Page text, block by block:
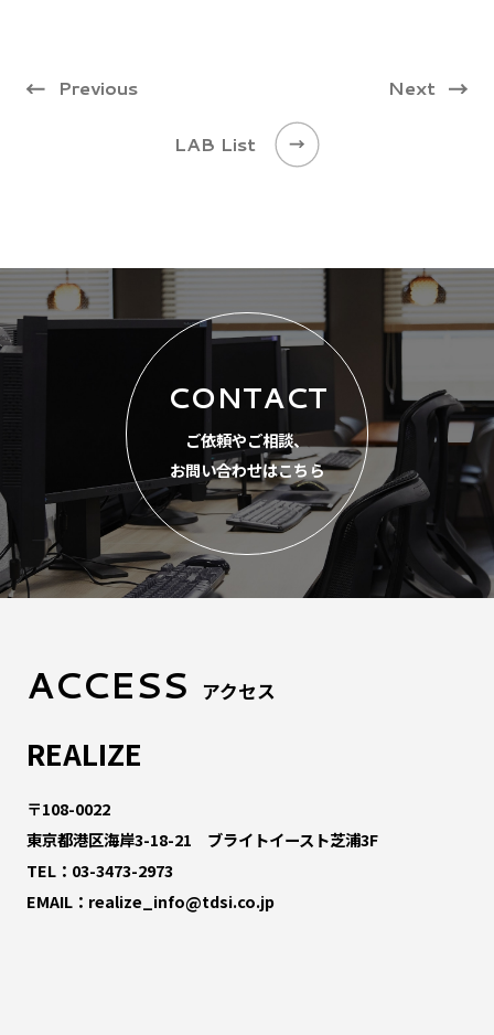
Previous Next
LAB List
CONTACT
ご依頼やご相談、
お問い合わせはこちら
ACCESS アクセス
REALIZE
〒108-0022
東京都港区海岸3-18-21 ブライトイースト芝浦3F
TEL： 03-3473-2973
EMAIL： realize_info@tdsi.co.jp